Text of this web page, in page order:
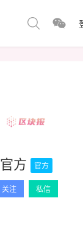
官方 官方
关注 私信